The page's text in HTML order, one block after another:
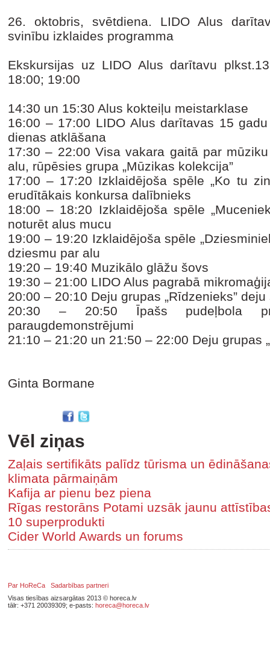
26. oktobris, svētdiena. LIDO Alus
svinību izklaides programma
Ekskursijas uz LIDO Alus darītavu
18:00; 19:00
14:30 un 15:30 Alus kokteiļu meistarklase
16:00 – 17:00 LIDO Alus darītavas 15
dienas atklāšana
17:30 – 22:00 Visa vakara gaitā par
alu, rūpēsies grupa „Mūzikas kolekcija”
17:00 – 17:20 Izklaidējoša spēle „Ko tu
erudītākais konkursa dalībnieks
18:00 – 18:20
Izklaidējoša spēle
noturēt alus mucu
19:00 – 19:20 Izklaidējoša spēle
dziesmu par alu
19:20 – 19:40 Muzikālo glāžu šovs
19:30 – 21:00 LIDO Alus pagrabā
20:00 – 20:10 Deju grupas „Rīdzenieks” deju
20:30 – 20:50
Īpašs pudeļbola
paraugdemonstrējumi
21:10 – 21:20 un 21:50 – 22:00 Deju grupas
Ginta Bormane
Vēl ziņas
Zaļais sertifikāts palīdz tūrisma un
klimata pārmaiņām
Kafija ar pienu bez piena
Rīgas restorāns Potami uzsāk jaunu
10 superprodukti
Cider World Awards un forums
Par HoReCa
Sadarbības partneri
Visas tiesības aizsargātas 2013 © horeca.lv
tālr: +371 20039309; e-pasts: horeca@horeca.lv